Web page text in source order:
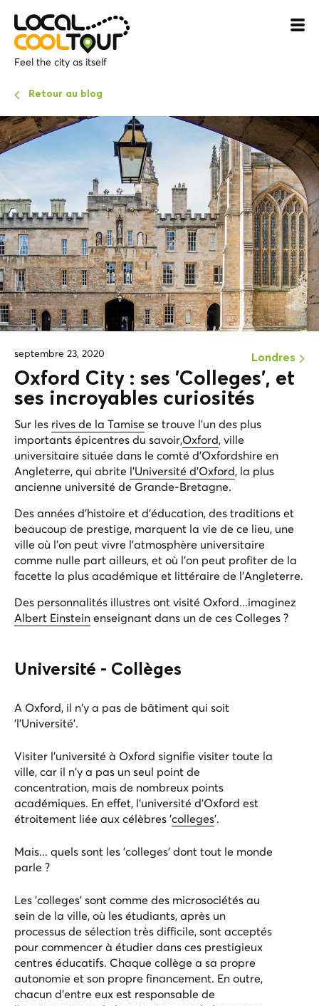
Feel the city as itself
Retour au blog
septembre 23, 2020 Londres
Oxford City : ses 'Colleges', et
ses incroyables curiosités
Sur les rives de la Tamise se trouve l'un des plus
importants épicentres du savoir,Oxford, ville
universitaire située dans le comté d'Oxfordshire en
Angleterre, qui abrite l'Université d'Oxford, la plus
ancienne université de Grande-Bretagne.
Des années d'histoire et d'éducation, des traditions et
beaucoup de prestige, marquent la vie de ce lieu, une
ville où l'on peut vivre l'atmosphère universitaire
comme nulle part ailleurs, et où l'on peut profiter de la
facette la plus académique et littéraire de l'Angleterre.
Des personnalités illustres ont visité Oxford...imaginez
Albert Einstein enseignant dans un de ces Colleges ?
Université - Collèges
A Oxford, il n'y a pas de bâtiment qui soit
'l'Université'.
Visiter l'université à Oxford signifie visiter toute la
ville, car il n'y a pas un seul point de
concentration, mais de nombreux points
académiques. En effet, l'université d'Oxford est
étroitement liée aux célèbres 'colleges'.
Mais... quels sont les 'colleges' dont tout le monde
parle ?
Les 'colleges' sont comme des microsociétés au
sein de la ville, où les étudiants, après un
processus de sélection très difficile, sont acceptés
pour commencer à étudier dans ces prestigieux
centres éducatifs. Chaque collège a sa propre
autonomie et son propre financement. En outre,
chacun d'entre eux est responsable de